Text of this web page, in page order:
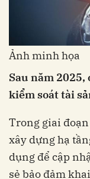
Ảnh minh họa
Sau năm 2025,
kiểm soát tài
Trong giai
xây dựng hạ
dụng để cập
sẻ bảo đảm